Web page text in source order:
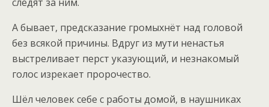
А бывает, предсказание громыхнёт над головой
без всякой причины. Вдруг из мути ненастья
выстреливает перст указующий, и незнакомый
голос изрекает пророчество.
Шёл человек себе с работы домой, в наушниках